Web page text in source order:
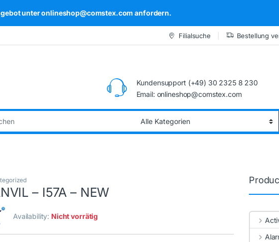
unter onlineshop@comstex.com anfordern.
Filialsuche Bestellung
Kundensupport (+49) 30 2325 8 230
Email: onlineshop@comstex.com
– I57A – NEW
Availability: Nicht vorrätig